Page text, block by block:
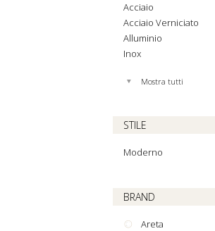
Acciaio
Acciaio Verniciato
Alluminio
Inox
Mostra tutti
STILE
Moderno
BRAND
Areta